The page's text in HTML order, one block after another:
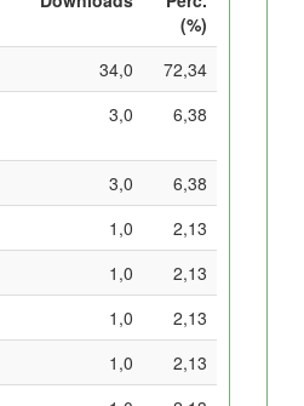
(%)
34,0
72,34
3,0 6,38
3,0
6,38
1,0
2,13
1,0
2,13
1,0
2,13
1,0
2,13